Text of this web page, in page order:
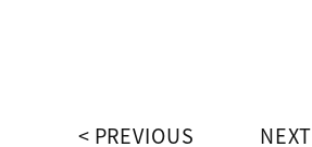
PREVIOUS NEXT